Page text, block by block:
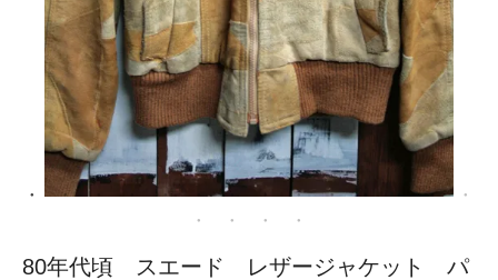
80年代頃 スエード レザージャケット パ